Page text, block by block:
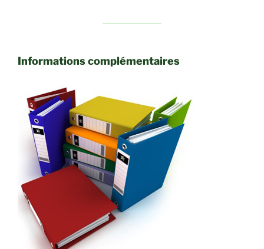
Informations complémentaires